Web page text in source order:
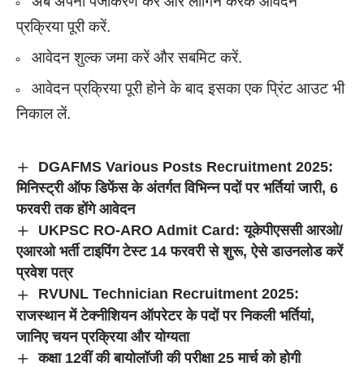
प्रक्रिया पूरी करें.
आवेदन शुल्क जमा करें और सबमिट करें.
आवेदन प्रक्रिया पूरी होने के बाद इसका एक प्रिंट आउट भी
निकाल लें.
DGAFMS Various Posts Recruitment 2025:
मिनिस्ट्री ऑफ डिफेंस के अंतर्गत विभिन्न पदों पर भर्तियां जारी, 6
फरवरी तक होंगे आवेदन
UKPSC RO-ARO Admit Card: यूकेपीएससी आरओ/
एआरओ भर्ती टाइपिंग टेस्ट 14 फरवरी से शुरू, ऐसे डाउनलोड करें
प्रवेश पत्र
RVUNL Technician Recruitment 2025:
राजस्थान में टेक्नीशियन ऑपरेटर के पदों पर निकली भर्तियां,
जानिए चयन प्रक्रिया और योग्यता
कक्षा 12वीं की बायोलॉजी की परीक्षा 25 मार्च को होगी